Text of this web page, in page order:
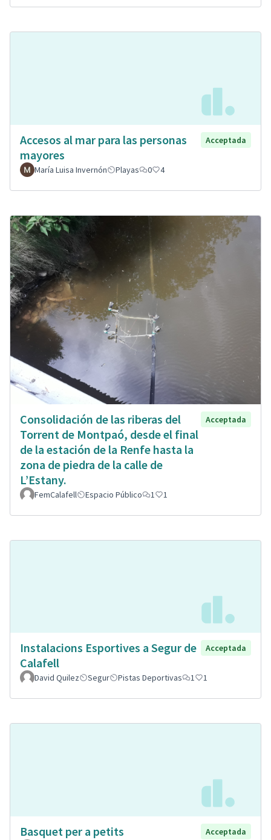
Accesos al mar para las personas
mayores
Acceptada
María Luisa Invernón Playas 0 4
Consolidación de las riberas del
Torrent de Montpaó, desde el final
de la estación de la Renfe hasta la
zona de piedra de la calle de
L’Estany.
Acceptada
FemCalafell Espacio Público 1 1
Instalacions Esportives a Segur de
Calafell
Acceptada
David Quilez Segur Pistas Deportivas 1 1
Basquet per a petits
Acceptada